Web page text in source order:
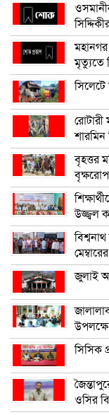
মৃত্যুতে
শারমিন
বৃহত্তর
উজ্জ্বল
জুলাই
সিসিক
ওসির